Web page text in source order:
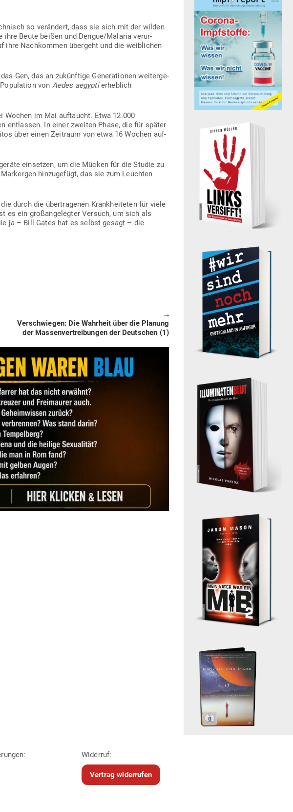
so ver­ändert, dass sie sich mit der wilden
ihre Beute beißen und Dengue/Malaria ver­ur­
ihre Nach­kommen übergeht und die weib­lichen
Gen, das an zukünftige Gene­ra­tionen wei­ter­ge­
von Aedes aegyptierheblich
Wochen im Mai auf­taucht. Etwa 12.000
ent­lassen. In einer zweiten Phase, die für später
über einen Zeitraum von etwa 16 Wochen auf­
ein­setzen, um die Mücken für die Studie zu
hin­zu­gefügt, das sie zum Leuchten
durch die über­tra­genen Krank­hei­teten für viele
es ein groß­an­ge­legter Versuch, um sich als
ja – Bill Gates hat es selbst gesagt – die
🠖
Next
post:
Ver­schwiegen: Die Wahrheit über die Planung
der Mas­sen­ver­trei­bungen der Deut­schen (1)
Widerruf:
Vertrag widerrufen